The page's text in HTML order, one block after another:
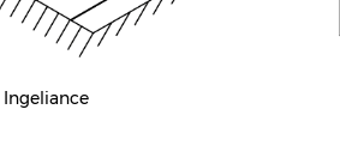
Ingeliance